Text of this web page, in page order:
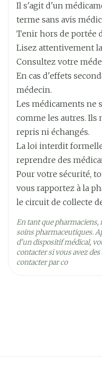
Largeur 55
Longueur 104
Profondeur 40
Ingrédients
Actifs
Préservation
25°C)
Il s'agit d'un
terme sans avis
Tenir hors de portée
Lisez attentivement
Consultez votre
En cas d'effets
médecin.
Les médicaments ne
comme les autres. Ils
repris ni échangés.
La loi interdit
reprendre des
Pour votre sécurité,
vous rapportez à la
le circuit de collecte
En tant que pharmaciens,
soins pharmaceutiques.
d'un dispositif médical,
contacter si vous avez
contacter par co